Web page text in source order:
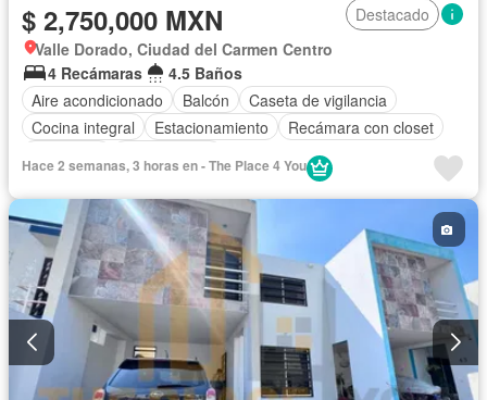
$ 2,750,000 MXN
Destacado
Valle Dorado, Ciudad del Carmen Centro
4 Recámaras
4.5 Baños
Aire acondicionado
Balcón
Caseta de vigilancia
Cocina integral
Estacionamiento
Recámara con closet
Hace 2 semanas, 3 horas en - The Place 4 You